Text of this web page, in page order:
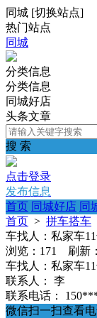
同城 [切换站点]
热门站点
同城
分类信息
分类信息
同城好店
头条文章
搜 索
点击登录
发布信息
首页 同城好店 同
首页 > 拼车搭车
车找人：私家车
浏览：171 刷新
车找人：私家车
联系人：
李
联系电话：
微信扫一扫查看